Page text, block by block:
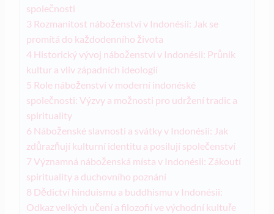
společnosti
3 Rozmanitost náboženství v Indonésii: Jak se
promítá do každodenního života
4 Historický vývoj náboženství v Indonésii: Průnik
kultur a vliv západních ideologií
5 Role náboženství v moderní indonéské
společnosti: Výzvy a možnosti pro udržení tradic a
spirituality
6 Náboženské slavnosti a svátky v Indonésii: Jak
zdůrazňují kulturní identitu a posilují společenství
7Významná náboženská místa v Indonésii: Zákoutí
spirituality a duchovního poznání
8 Dědictví hinduismu a buddhismu v Indonésii:
Odkaz velkých učení a filozofií ve východní kultuře